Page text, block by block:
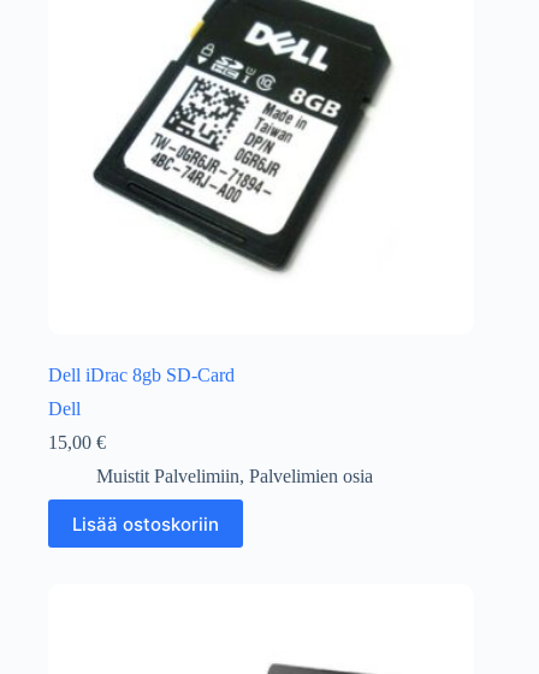
Dell iDrac 8gb SD-Card
Dell
15,00 €
Muistit Palvelimiin, Palvelimien osia
Lisää ostoskoriin